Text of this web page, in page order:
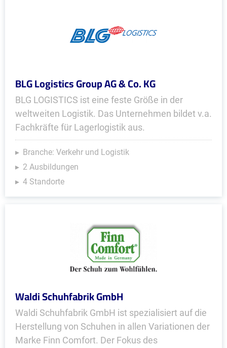
BLG Logistics Group AG & Co. KG
BLG LOGISTICS ist eine feste Größe in der
weltweiten Logistik. Das Unternehmen bildet v.a.
Fachkräfte für Lagerlogistik aus.
Branche: Verkehr und Logistik
2 Ausbildungen
4 Standorte
Waldi Schuhfabrik GmbH
Waldi Schuhfabrik GmbH ist spezialisiert auf die
Herstellung von Schuhen in allen Variationen der
Marke Finn Comfort. Der Fokus des